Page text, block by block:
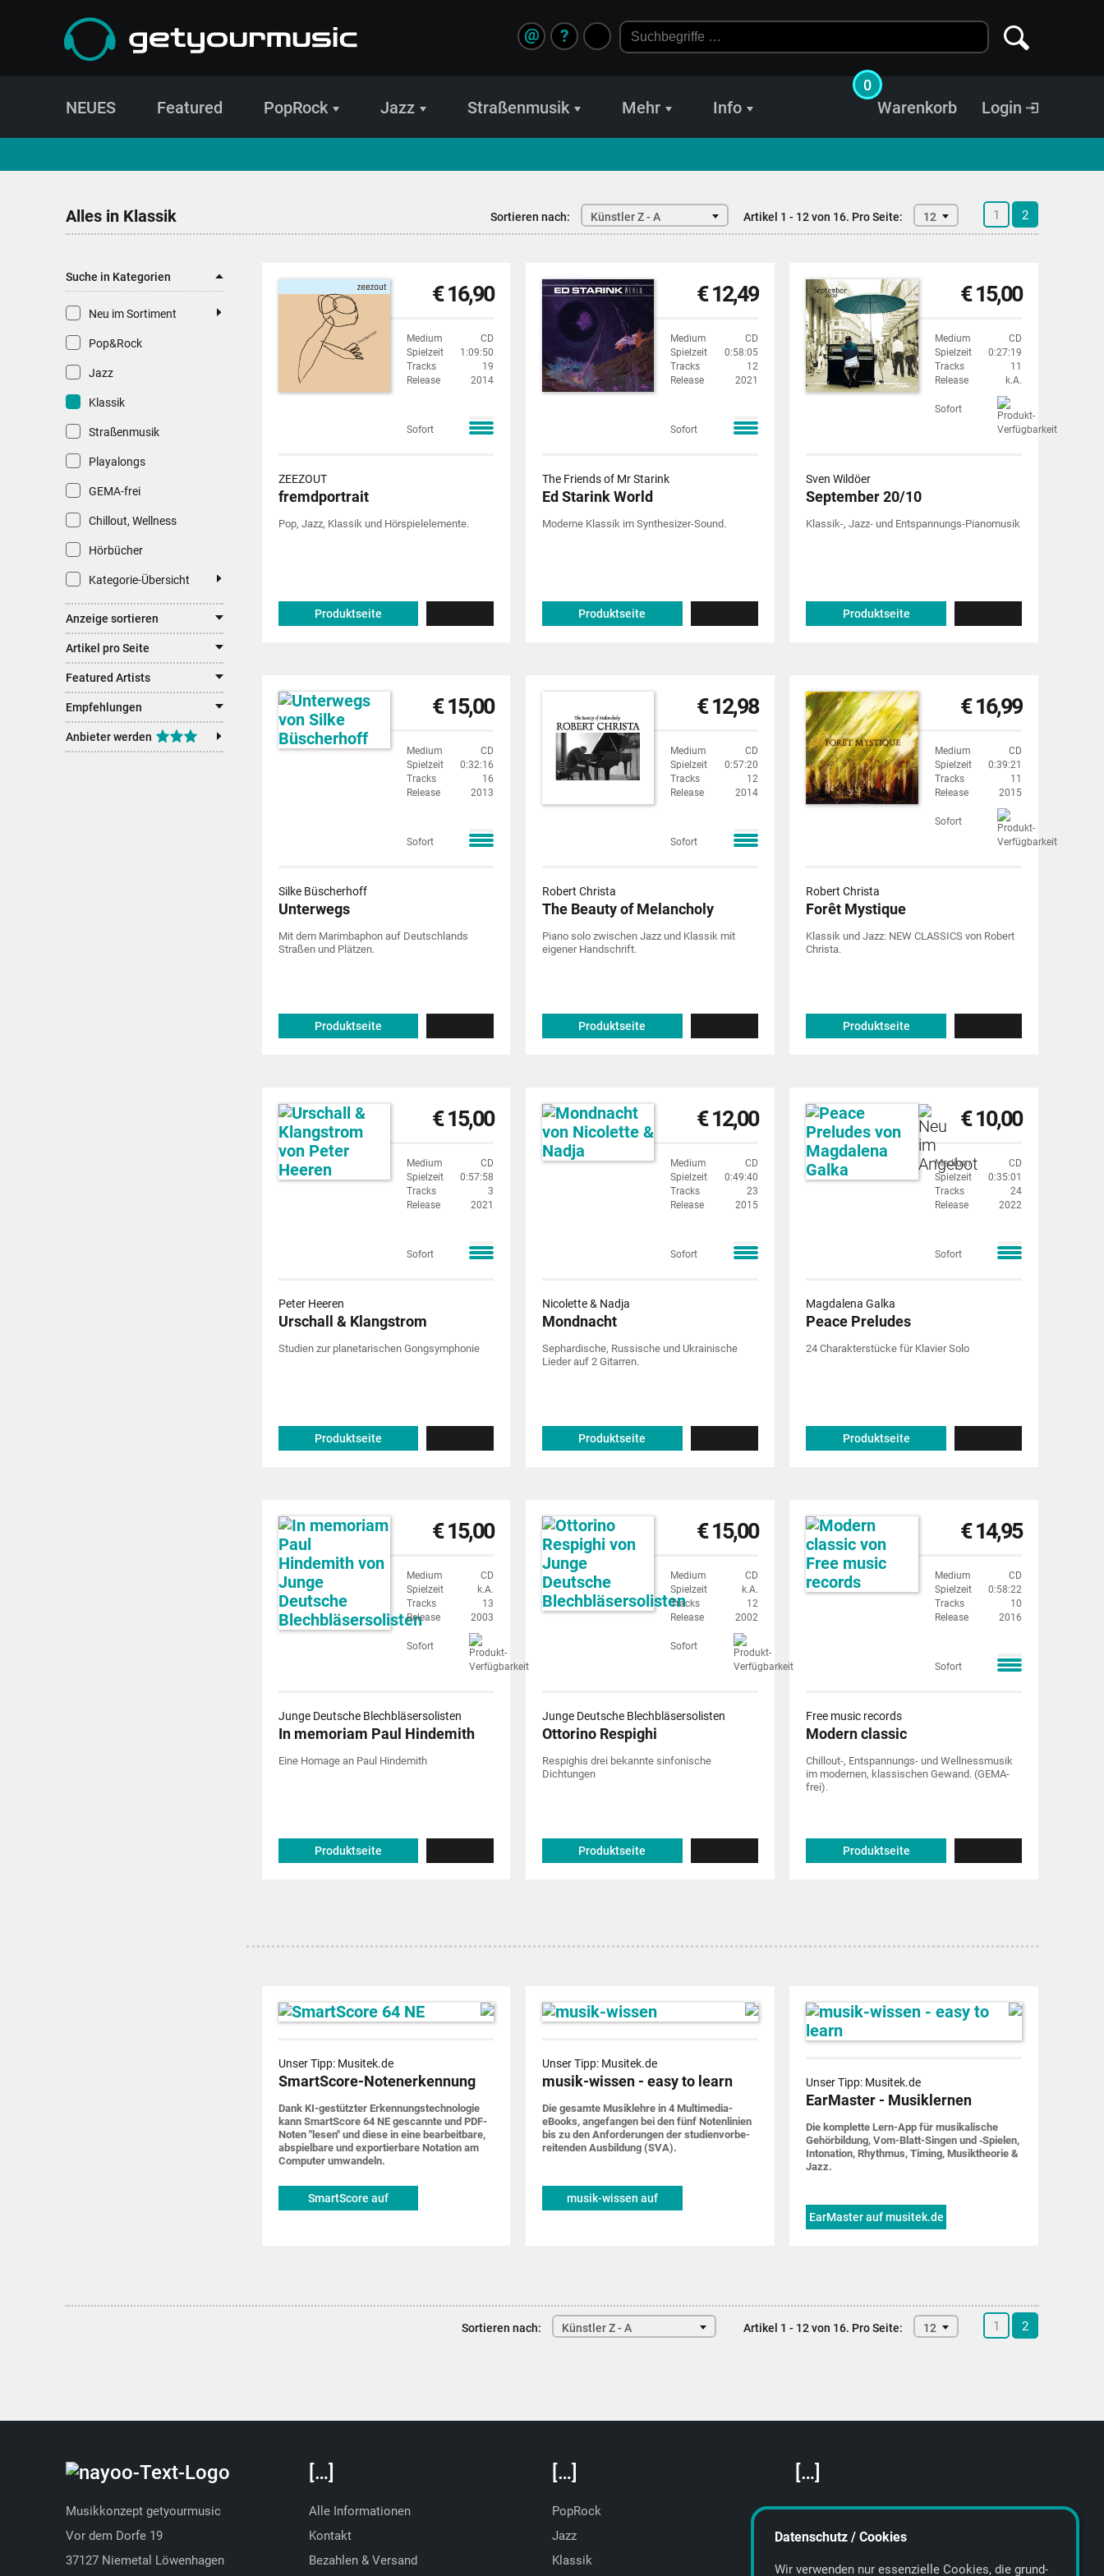
?
@
NEUES Featured PopRock Jazz Straßenmusik Mehr Info Login
Warenkorb
0
Alles in Klassik Sortieren nach: Künstler Z - A Artikel 1 - 12 von 16. Pro Seite: 12 1 2
Suche in Kategorien
Neu im Sortiment
Pop&Rock
Jazz
Klassik
Straßenmusik
Playalongs
GEMA-frei
Chillout, Wellness
Hörbücher
Kategorie-Übersicht
Anzeige sortieren
Artikel pro Seite
Featured Artists
Empfehlungen
Anbieter werden
€ 16,90
Medium
CD
Spielzeit
1:09:50
Tracks
19
Release
2014
Sofort
ZEEZOUT
fremdportrait
Pop, Jazz, Klassik und Hörspielelemente.
Produktseite
€ 12,49
Medium
CD
Spielzeit
0:58:05
Tracks
12
Release
2021
Sofort
The Friends of Mr Starink
Ed Starink World
Moderne Klassik im Synthesizer-Sound.
Produktseite
€ 15,00
Medium
CD
Spielzeit
0:27:19
Tracks
11
Release
k.A.
Sofort
Sven Wildöer
September 20/10
Klassik-, Jazz- und Entspannungs-Pianomusik
Produktseite
€ 15,00
Medium
CD
Spielzeit
0:32:16
Tracks
16
Release
2013
Sofort
Silke Büscherhoff
Unterwegs
Mit dem Marimbaphon auf Deutschlands
Straßen und Plätzen.
Produktseite
€ 12,98
Medium
CD
Spielzeit
0:57:20
Tracks
12
Release
2014
Sofort
Robert Christa
The Beauty of Melancholy
Piano solo zwischen Jazz und Klassik mit
eigener Handschrift.
Produktseite
€ 16,99
Medium
CD
Spielzeit
0:39:21
Tracks
11
Release
2015
Sofort
Robert Christa
Forêt Mystique
Klassik und Jazz: NEW CLASSICS von Robert
Christa.
Produktseite
€ 15,00
Medium
CD
Spielzeit
0:57:58
Tracks
3
Release
2021
Sofort
Peter Heeren
Urschall & Klangstrom
Studien zur planetarischen Gongsymphonie
Produktseite
€ 12,00
Medium
CD
Spielzeit
0:49:40
Tracks
23
Release
2015
Sofort
Nicolette & Nadja
Mondnacht
Sephardische, Russische und Ukrainische
Lieder auf 2 Gitarren.
Produktseite
€ 10,00
Medium
CD
Spielzeit
0:35:01
Tracks
24
Release
2022
Sofort
Magdalena Galka
Peace Preludes
24 Charakterstücke für Klavier Solo
Produktseite
€ 15,00
Medium
CD
Spielzeit
k.A.
Tracks
13
Release
2003
Sofort
Junge Deutsche Blechbläsersolisten
In memoriam Paul Hindemith
Eine Homage an Paul Hindemith
Produktseite
€ 15,00
Medium
CD
Spielzeit
k.A.
Tracks
12
Release
2002
Sofort
Junge Deutsche Blechbläsersolisten
Ottorino Respighi
Respighis drei bekannte sinfonische
Dichtungen
Produktseite
€ 14,95
Medium
CD
Spielzeit
0:58:22
Tracks
10
Release
2016
Sofort
Free music records
Modern classic
Chillout-, Entspannungs- und Wellnessmusik
im modernen, klassischen Gewand. (GEMA-
frei).
Produktseite
Unser Tipp: Musitek.de
SmartScore-Notenerkennung
Dank KI-gestützter Erkennungs­techno­logie
kann SmartScore 64 NE gescannte und PDF-
Noten "lesen" und diese in eine bearbeit­bare,
abspiel­bare und expor­tier­bare Notation am
Computer um­wandeln.
SmartScore auf
Unser Tipp: Musitek.de
musik-wissen - easy to learn
Die gesamte Musik­lehre in 4 Multimedia-
eBooks, ange­fangen bei den fünf Noten­linien
bis zu den Anforde­rungen der studien­vorbe­
rei­tenden Ausbildung (SVA).
musik-wissen auf
Unser Tipp: Musitek.de
EarMaster - Musiklernen
Die komplette Lern-App für musi­ka­lische
Gehör­bildung, Vom-Blatt-Singen und ‑Spielen,
Into­nation, Rhythmus, Timing, Musik­theorie &
Jazz.
EarMaster auf musitek.de
Sortieren nach: Künstler Z - A Artikel 1 - 12 von 16. Pro Seite: 12 1 2
Musikkonzept getyourmusic
Vor dem Dorfe 19
37127 Niemetal Löwenhagen
[…]
Alle Informationen
Kontakt
Bezahlen & Versand
[…]
PopRock
Jazz
Klassik
[…]
Featured Artists
About getyourmusic
Datenschutz / Cookies
Wir verwenden nur essenzielle Cookies, die grund­